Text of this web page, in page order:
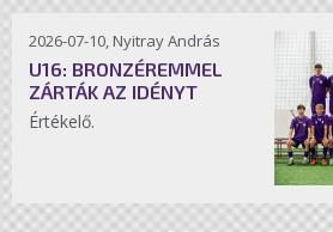
2026-07-10, Nyitray András
U16: BRONZÉREMMEL
ZÁRTÁK AZ IDÉNYT
Értékelő.